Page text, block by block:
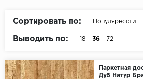
Сортировать по: Популярности
Выводить по: 18 36 72
Паркетная
Дуб Натур